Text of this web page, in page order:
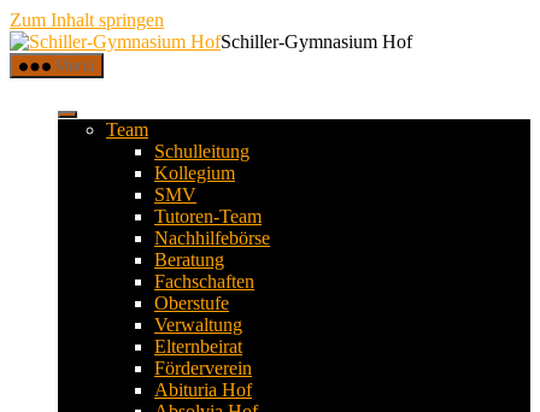
Zum Inhalt springen
Schiller-Gymnasium Hof
Menü
Team
Schulleitung
Kollegium
SMV
Tutoren-Team
Nachhilfebörse
Beratung
Fachschaften
Oberstufe
Verwaltung
Elternbeirat
Förderverein
Abituria Hof